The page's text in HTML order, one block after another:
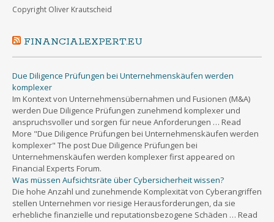
Copyright Oliver Krautscheid
FINANCIALEXPERT.EU
Due Diligence Prüfungen bei Unternehmenskäufen werden
komplexer
Im Kontext von Unternehmensübernahmen und Fusionen (M&A)
werden Due Diligence Prüfungen zunehmend komplexer und
anspruchsvoller und sorgen für neue Anforderungen … Read
More "Due Diligence Prüfungen bei Unternehmenskäufen werden
komplexer" The post Due Diligence Prüfungen bei
Unternehmenskäufen werden komplexer first appeared on
Financial Experts Forum.
Was müssen Aufsichtsräte über Cybersicherheit wissen?
Die hohe Anzahl und zunehmende Komplexität von Cyberangriffen
stellen Unternehmen vor riesige Herausforderungen, da sie
erhebliche finanzielle und reputationsbezogene Schäden … Read